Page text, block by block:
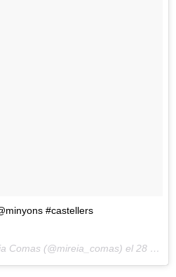
#castellers
Comas (@mireia_comas) el 28 de Sep de 2016 a la(s) 4:34 PDT